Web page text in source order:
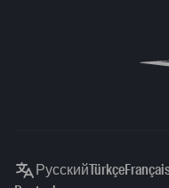
РусскийTürkçe